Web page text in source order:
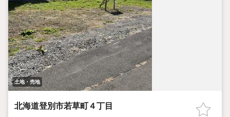
土地・売地
北海道登別市若草町４丁目